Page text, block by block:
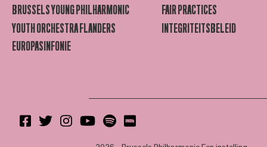
BRUSSELS YOUNG PHILHARMONIC
YOUTH ORCHESTRA FLANDERS
EUROPASINFONIE
FAIR PRACTICES
INTEGRITEITSBELEID